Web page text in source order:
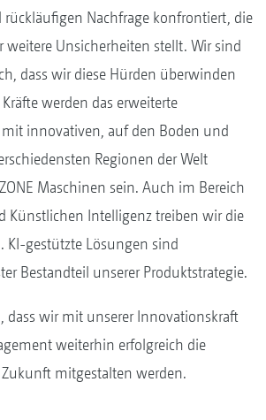
Nachfrage konfrontiert, die
weitere Unsicherheiten stellt. Wir sind
dass wir diese Hürden überwinden
werden das erweiterte
innovativen, auf den Boden und
Regionen der Welt
Maschinen sein. Auch im Bereich
Künstlichen Intelligenz treiben wir die
KI-gestützte Lösungen sind
Bestandteil unserer Produktstrategie.
dass wir mit unserer Innovationskraft
weiterhin erfolgreich die
mitgestalten werden.